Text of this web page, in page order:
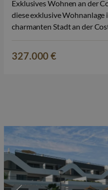
Exklusives Wohnen an der
diese exklusive Wohnanlage
charmanten Stadt an der
konzipiert, die Ruhe,
327.000 €